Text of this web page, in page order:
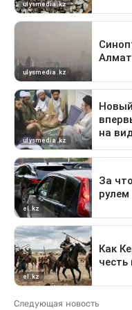
Следующая новость